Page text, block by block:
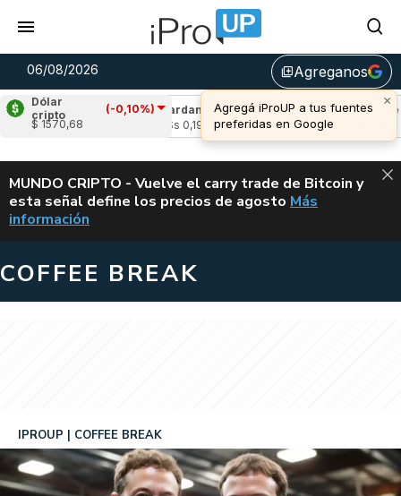
06/08/2026 library_addAgreganos
×
Agregá iProUP a tus fuentes
preferidas en Google
Dólar
cripto
(-0,10%)
$ 1570,68
Cardano (0,29%)
u$s 0,19
Avalanche
(-
u$s 6,66
ALERTA
MUNDO CRIPTO - Vuelve el carry trade de Bitcoin y
esta señal define los precios de agosto VUELVE EL
Más
información
COFFEE BREAK
IPROUP COFFEE BREAK